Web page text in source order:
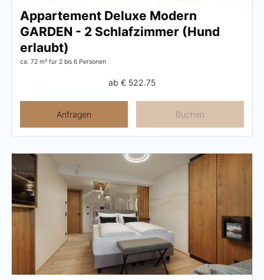
Wellness im Überblick
AQUAlpin
SPAlpin
Saunawelten
Behandlungen
Restaurant Anna's Stubn
Restaurant
Frühstück
Lounge
Appartement Deluxe Modern
GARDEN - 2 Schlafzimmer (Hund
erlaubt)
ca. 72 m² für 2 bis 6 Personen
ab € 522.75
Anfragen Buchen